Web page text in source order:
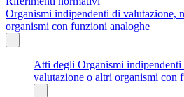
Organismi indipendenti di valutazione,
organismi con funzioni analoghe
Atti degli Organismi
valutazione o altri organismi con